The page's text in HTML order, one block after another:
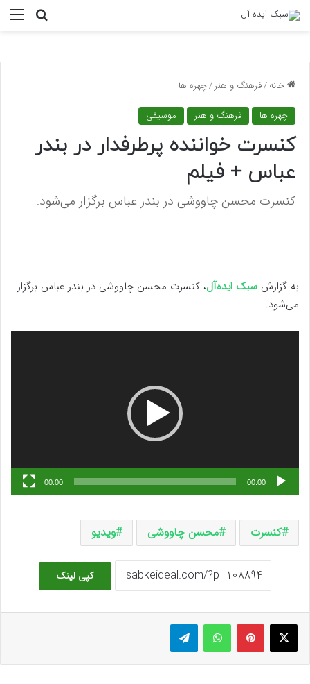
خانه/فرهنگ و هنر/چهره ها
چهره ها فرهنگ و هنر موسیقی
کنسرت خواننده پرطرفدار در بندر
عباس + فیلم
کنسرت محسن چاووشی در بندر عباس برگزار می‌شود.
به گزارش سبک ایده‌آل، کنسرت محسن چاووشی در بندر عباس برگزار
می‌شود.
https://traffic.mediaffic.ir/p/https/traffic.mediaffic.ir/p/https/sabkeideal.com/wp-
content/uploads/2025/09/VID_20250928_155416_565.mp4?_=1
کنسرت محسن چاووشی ویدیو
کپی لینک
ایکس پینتریستواتس آپ تلگرام